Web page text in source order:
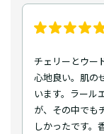
チェリーとウー
心地良い。肌の
います。ラール
が、その中でも
しかったです。